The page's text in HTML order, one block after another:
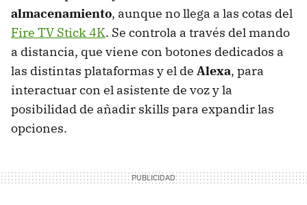
almacenamiento, aunque no llega a las cotas del
Fire TV Stick 4K. Se controla a través del mando
a distancia, que viene con botones dedicados a
las distintas plataformas y el de Alexa, para
interactuar con el asistente de voz y la
posibilidad de añadir skills para expandir las
opciones.